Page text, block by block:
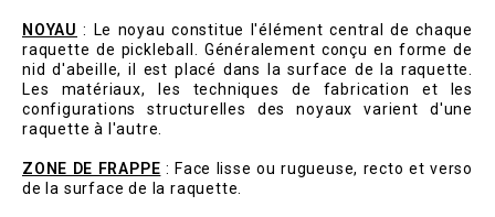
NOYAU : Le noyau constitue l'élément central de chaque
raquette de pickleball. Généralement conçu en forme de
nid d'abeille, il est placé dans la surface de la raquette.
Les matériaux, les techniques de fabrication et les
configurations structurelles des noyaux varient d'une
raquette à l'autre.
ZONE DE FRAPPE : Face lisse ou rugueuse, recto et verso
de la surface de la raquette.